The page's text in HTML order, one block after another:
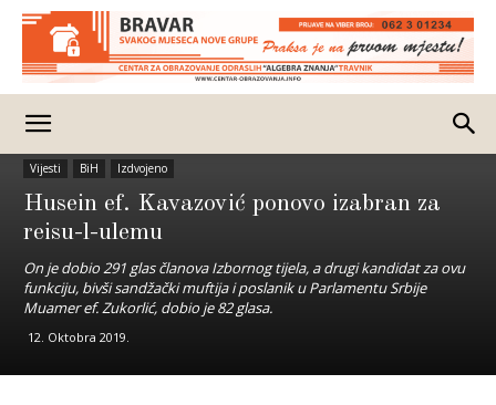
Vijesti BiH Izdvojeno
Husein ef. Kavazović ponovo izabran za
reisu-l-ulemu
On je dobio 291 glas članova Izbornog tijela, a drugi kandidat za ovu
funkciju, bivši sandžački muftija i poslanik u Parlamentu Srbije
Muamer ef. Zukorlić, dobio je 82 glasa.
12. Oktobra 2019.